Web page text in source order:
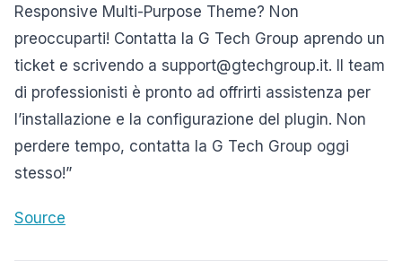
Responsive Multi-Purpose Theme? Non
preoccuparti! Contatta la G Tech Group aprendo un
ticket e scrivendo a support@gtechgroup.it. Il team
di professionisti è pronto ad offrirti assistenza per
l’installazione e la configurazione del plugin. Non
perdere tempo, contatta la G Tech Group oggi
stesso!”
Source